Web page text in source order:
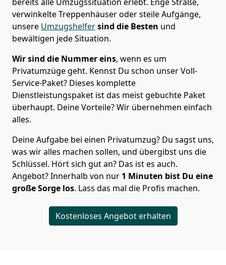
verwinkelte Treppenhäuser oder steile Aufgänge,
unsere Umzugshelfersind die Besten und
bewältigen jede Situation.
Wir sind die Nummer eins, wenn es um
Privatumzüge geht. Kennst Du schon unser Voll-
Service-Paket? Dieses komplette
Dienstleistungspaket ist das meist gebuchte Paket
überhaupt. Deine Vorteile? Wir übernehmen einfach
alles.
Deine Aufgabe bei einen Privatumzug? Du sagst uns,
was wir alles machen sollen, und übergibst uns die
Schlüssel. Hört sich gut an? Das ist es auch.
Angebot? Innerhalb von nur 1 Minuten bist Du eine
große Sorge los. Lass das mal die Profis machen.
Kostenloses Angebot erhalten